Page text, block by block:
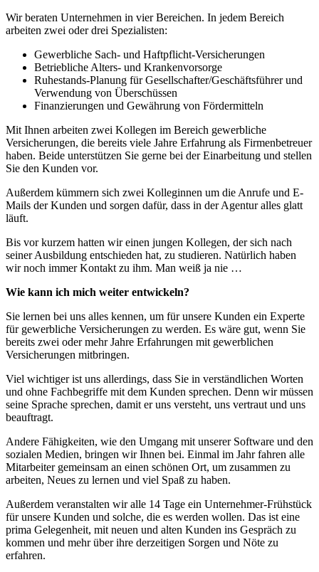
Wir beraten Unternehmen in vier Bereichen. In jedem Bereich
arbeiten zwei oder drei Spezialisten:
Gewerbliche Sach- und Haftpflicht-Versicherungen
Betriebliche Alters- und Krankenvorsorge
Ruhestands-Planung für Gesellschafter/Geschäftsführer und
Verwendung von Überschüssen
Finanzierungen und Gewährung von Fördermitteln
Mit Ihnen arbeiten zwei Kollegen im Bereich gewerbliche
Versicherungen, die bereits viele Jahre Erfahrung als Firmenbetreuer
haben. Beide unterstützen Sie gerne bei der Einarbeitung und stellen
Sie den Kunden vor.
Außerdem kümmern sich zwei Kolleginnen um die Anrufe und E-
Mails der Kunden und sorgen dafür, dass in der Agentur alles glatt
läuft.
Bis vor kurzem hatten wir einen jungen Kollegen, der sich nach
seiner Ausbildung entschieden hat, zu studieren. Natürlich haben
wir noch immer Kontakt zu ihm. Man weiß ja nie …
Wie kann ich mich weiter entwickeln?
Sie lernen bei uns alles kennen, um für unsere Kunden ein Experte
für gewerbliche Versicherungen zu werden. Es wäre gut, wenn Sie
bereits zwei oder mehr Jahre Erfahrungen mit gewerblichen
Versicherungen mitbringen.
Viel wichtiger ist uns allerdings, dass Sie in verständlichen Worten
und ohne Fachbegriffe mit dem Kunden sprechen. Denn wir müssen
seine Sprache sprechen, damit er uns versteht, uns vertraut und uns
beauftragt.
Andere Fähigkeiten, wie den Umgang mit unserer Software und den
sozialen Medien, bringen wir Ihnen bei. Einmal im Jahr fahren alle
Mitarbeiter gemeinsam an einen schönen Ort, um zusammen zu
arbeiten, Neues zu lernen und viel Spaß zu haben.
Außerdem veranstalten wir alle 14 Tage ein Unternehmer-Frühstück
für unsere Kunden und solche, die es werden wollen. Das ist eine
prima Gelegenheit, mit neuen und alten Kunden ins Gespräch zu
kommen und mehr über ihre derzeitigen Sorgen und Nöte zu
erfahren.